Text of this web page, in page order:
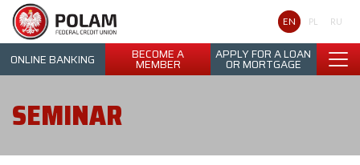
Polam Federal Credit Union
EN PL RU
ONLINE BANKING BECOME A
MEMBER
APPLY FOR A LOAN
OR MORTGAGE
SEMINAR